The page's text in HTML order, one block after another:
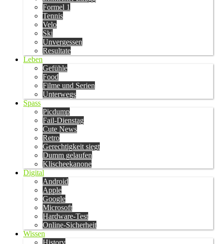
Formel 1
Tennis
Velo
Ski
Unvergessen
Resultate
Leben
Gefühle
Food
Filme und Serien
Unterwegs
Spass
Picdump
Fail-Dienstag
Cute News
Retro
Gerechtigkeit siegt
Dumm gelaufen
Klischeekanone
Digital
Android
Apple
Google
Microsoft
Hardware-Test
Online-Sicherheit
Wissen
History